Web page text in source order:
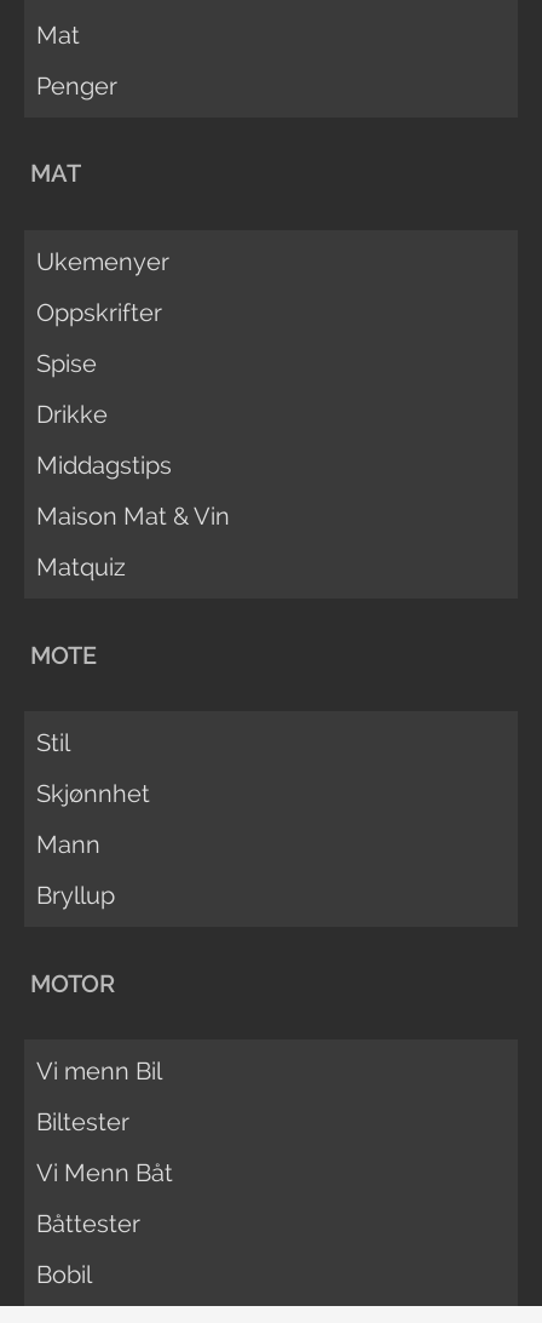
Mat
Penger
MAT
Ukemenyer
Oppskrifter
Spise
Drikke
Middagstips
Maison Mat & Vin
Matquiz
MOTE
Stil
Skjønnhet
Mann
Bryllup
MOTOR
Vi menn Bil
Biltester
Vi Menn Båt
Båttester
Bobil